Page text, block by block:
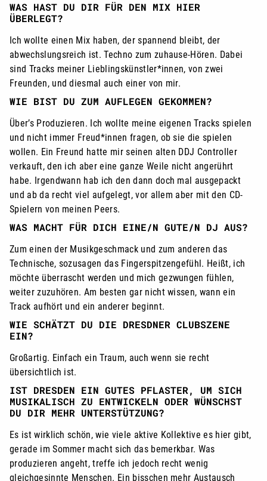
WAS HAST DU DIR FÜR DEN MIX HIER
ÜBERLEGT?
Ich wollte einen Mix haben, der spannend bleibt, der
abwechslungsreich ist. Techno zum zuhause-Hören. Dabei
sind Tracks meiner Lieblingskünstler*innen, von zwei
Freunden, und diesmal auch einer von mir.
WIE BIST DU ZUM AUFLEGEN GEKOMMEN?
Über’s Produzieren. Ich wollte meine eigenen Tracks spielen
und nicht immer Freud*innen fragen, ob sie die spielen
wollen. Ein Freund hatte mir seinen alten DDJ Controller
verkauft, den ich aber eine ganze Weile nicht angerührt
habe. Irgendwann hab ich den dann doch mal ausgepackt
und ab da recht viel aufgelegt, vor allem aber mit den CD-
Spielern von meinen Peers.
WAS MACHT FÜR DICH EINE/N GUTE/N DJ AUS?
Zum einen der Musikgeschmack und zum anderen das
Technische, sozusagen das Fingerspitzengefühl. Heißt, ich
möchte überrascht werden und mich gezwungen fühlen,
weiter zuzuhören. Am besten gar nicht wissen, wann ein
Track aufhört und ein anderer beginnt.
WIE SCHÄTZT DU DIE DRESDNER CLUBSZENE
EIN?
Großartig. Einfach ein Traum, auch wenn sie recht
übersichtlich ist.
IST DRESDEN EIN GUTES PFLASTER, UM SICH
MUSIKALISCH ZU ENTWICKELN ODER WÜNSCHST
DU DIR MEHR UNTERSTÜTZUNG?
Es ist wirklich schön, wie viele aktive Kollektive es hier gibt,
gerade im Sommer macht sich das bemerkbar. Was
produzieren angeht, treffe ich jedoch recht wenig
gleichgesinnte Menschen. Ein bisschen mehr Austausch